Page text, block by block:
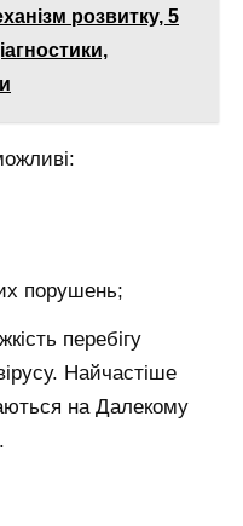
розвитку, 5
порушень;
перебігу
Найчастіше
на Далекому